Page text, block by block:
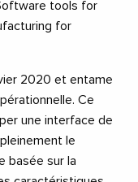
tools for
for
2020 et entame
Ce
une interface de
le
basée sur la